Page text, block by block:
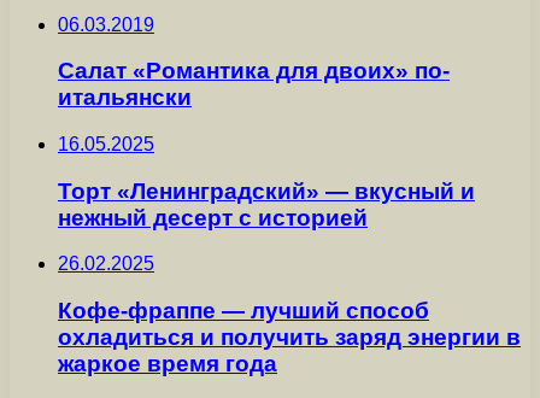
06.03.2019
Салат «Романтика для двоих» по-
итальянски
16.05.2025
Торт «Ленинградский» — вкусный и
нежный десерт с историей
26.02.2025
Кофе-фраппе — лучший способ
охладиться и получить заряд энергии в
жаркое время года